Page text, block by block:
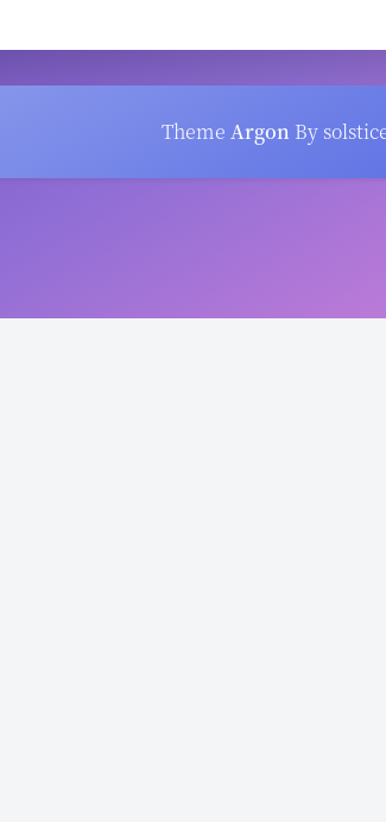
Theme Argon By